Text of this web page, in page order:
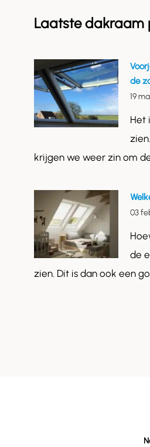
Laatste dakraam
de
19
Het
krijgen we weer zin om
03
de
zien. Dit is dan ook een